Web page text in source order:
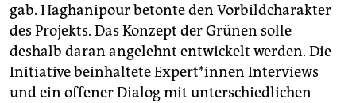
gab. Haghanipour betonte den Vorbildcharakter
des Projekts. Das Konzept der Grünen solle
deshalb daran angelehnt entwickelt werden. Die
Initiative beinhaltete Ex­per­t*in­nen Interviews
und ein offener Dialog mit unterschiedlichen